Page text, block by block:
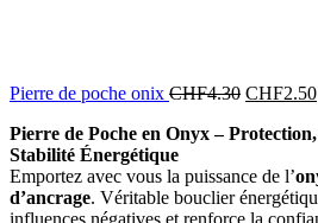
Pierre de poche onix CHF4.30 CHF2.50
Pierre de Poche en Onyx –
Stabilité Énergétique
Emportez avec vous la puissance de l’
d’ancrage. Véritable bouclier
influences négatives et renforce la